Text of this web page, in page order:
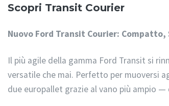
Scopri Transit Courier
Nuovo Ford Transit Courier:
Il più agile della gamma Ford Transit si
versatile che mai. Perfetto per muoversi
due europallet grazie al vano più ampio